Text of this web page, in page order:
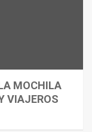
MOCHILA
VIAJEROS